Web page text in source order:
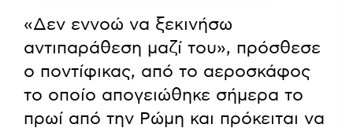
«Δεν εννοώ να ξεκινήσω
αντιπαράθεση μαζί του», πρόσθεσε
ο ποντίφικας, από το αεροσκάφος
το οποίο απογειώθηκε σήμερα το
πρωί από την Ρώμη και πρόκειται να